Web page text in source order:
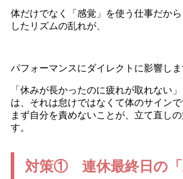
体だけでなく「感覚」を使う仕事だか
したリズムの乱れが、
パフォーマンスにダイレクトに影響しま
「休みが長かったのに疲れが取れない
は、それは怠けではなくて体のサインで
まず自分を責めないことが、立て直し
す。
対策① 連休最終日の「